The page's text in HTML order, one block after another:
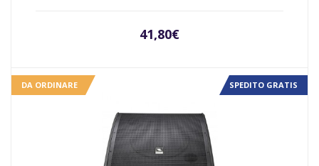
41,80€
DA ORDINARE SPEDITO GRATIS